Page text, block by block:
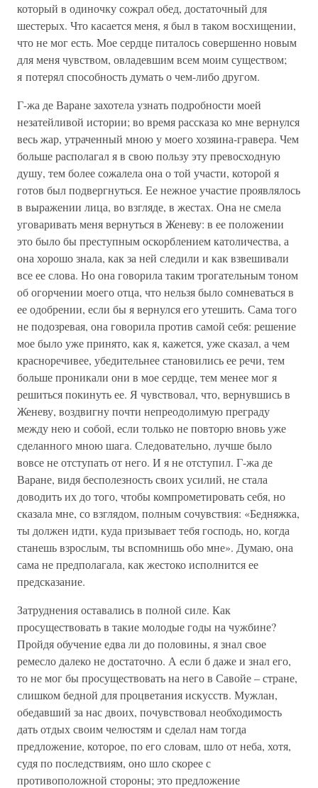
который в одиночку сожрал обед, достаточный для
шестерых. Что касается меня, я был в таком восхищении,
что не мог есть. Мое сердце питалось совершенно новым
для меня чувством, овладевшим всем моим существом;
я потерял способность думать о чем-либо другом.
Г-жа де Варане захотела узнать подробности моей
незатейливой истории; во время рассказа ко мне вернулся
весь жар, утраченный мною у моего хозяина-гравера. Чем
больше располагал я в свою пользу эту превосходную
душу, тем более сожалела она о той участи, которой я
готов был подвергнуться. Ее нежное участие проявлялось
в выражении лица, во взгляде, в жестах. Она не смела
уговаривать меня вернуться в Женеву: в ее положении
это было бы преступным оскорблением католичества, а
она хорошо знала, как за ней следили и как взвешивали
все ее слова. Но она говорила таким трогательным тоном
об огорчении моего отца, что нельзя было сомневаться в
ее одобрении, если бы я вернулся его утешить. Сама того
не подозревая, она говорила против самой себя: решение
мое было уже принято, как я, кажется, уже сказал, а чем
красноречивее, убедительнее становились ее речи, тем
больше проникали они в мое сердце, тем менее мог я
решиться покинуть ее. Я чувствовал, что, вернувшись в
Женеву, воздвигну почти непреодолимую преграду
между нею и собой, если только не повторю вновь уже
сделанного мною шага. Следовательно, лучше было
вовсе не отступать от него. И я не отступил. Г-жа де
Варане, видя бесполезность своих усилий, не стала
доводить их до того, чтобы компрометировать себя, но
сказала мне, со взглядом, полным сочувствия: «Бедняжка,
ты должен идти, куда призывает тебя господь, но, когда
станешь взрослым, ты вспомнишь обо мне». Думаю, она
сама не предполагала, как жестоко исполнится ее
предсказание.
Затруднения оставались в полной силе. Как
просуществовать в такие молодые годы на чужбине?
Пройдя обучение едва ли до половины, я знал свое
ремесло далеко не достаточно. А если б даже и знал его,
то не мог бы просуществовать на него в Савойе – стране,
слишком бедной для процветания искусств. Мужлан,
обедавший за нас двоих, почувствовал необходимость
дать отдых своим челюстям и сделал нам тогда
предложение, которое, по его словам, шло от неба, хотя,
судя по последствиям, оно шло скорее с
противоположной стороны; это предложение